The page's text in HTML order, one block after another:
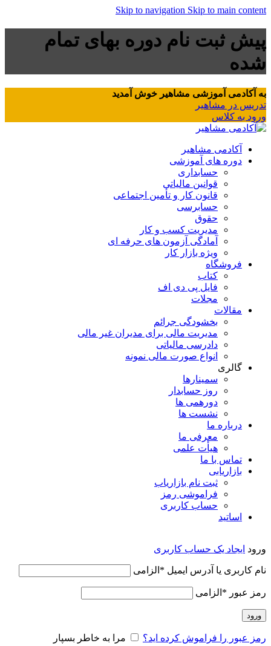
Skip to navigation Skip to main content
پیش ثبت نام دوره بهای تمام
شده
به آکادمی آموزشی مشاهیر خوش آمدید
تدریس در مشاهیر
ورود به کلاس
آکادمی مشاهیر
دوره های آموزشی
حسابداری
قوانین مالیاتی
قانون کار و تأمین اجتماعی
حسابرسی
حقوق
مدیریت کسب و کار
آمادگی آزمون های حرفه ای
ویژه بازار کار
فروشگاه
کتاب
فایل پی دی اف
مجلات
مقالات
بخشودگی جرائم
مدیریت مالی برای مدیران غیر مالی
دادرسی مالیاتی
انواع صورت مالی نمونه
گالری
سمینارها
روز حسابدار
دورهمی ها
نشست ها
درباره ما
معرفی ما
هیأت علمی
تماس با ما
بازاریابی
ثبت نام بازاریاب
فراموشی رمز
حساب کاربری
اساتید
ورود ایجاد یک حساب کاربری
نام کاربری یا آدرس ایمیل * الزامی
رمز عبور * الزامی
ورود
رمز عبور را فراموش کرده اید؟ مرا به خاطر بسپار